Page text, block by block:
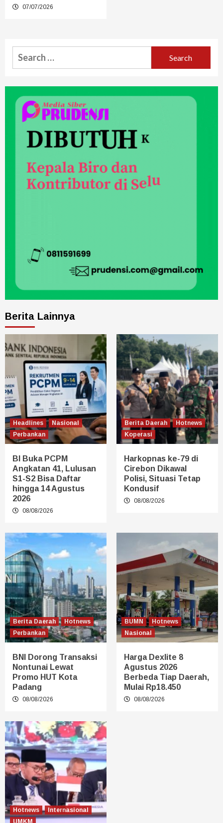
07/07/2026
Berita Lainnya
Headlines
Nasional
Perbankan
BI Buka PCPM
Angkatan 41, Lulusan
S1-S2 Bisa Daftar
hingga 14 Agustus
2026
08/08/2026
Berita Daerah
Hotnews
Koperasi
Harkopnas ke-79 di
Cirebon Dikawal
Polisi, Situasi Tetap
Kondusif
08/08/2026
Berita Daerah
Hotnews
Perbankan
BNI Dorong Transaksi
Nontunai Lewat
Promo HUT Kota
Padang
08/08/2026
BUMN
Hotnews
Nasional
Harga Dexlite 8
Agustus 2026
Berbeda Tiap Daerah,
Mulai Rp18.450
08/08/2026
Hotnews
Internasional